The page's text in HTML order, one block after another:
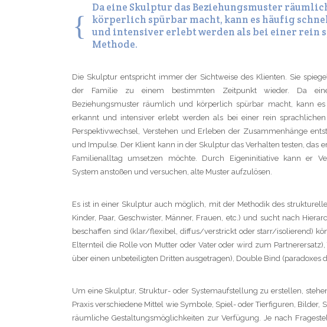
Da eine Skulptur das Beziehungsmuster
körperlich spürbar macht, kann es häufig
und intensiver erlebt werden als bei einer rein
Methode.
Die Skulptur entspricht immer der Sichtweise des Klienten. Sie
der Familie zu einem bestimmten Zeitpunkt wieder. Da
Beziehungsmuster räumlich und körperlich spürbar macht, kann
erkannt und intensiver erlebt werden als bei einer rein
Perspektivwechsel, Verstehen und Erleben der Zusammenhänge
und Impulse. Der Klient kann in der Skulptur das Verhalten testen, das
Familienalltag umsetzen möchte. Durch Eigeninitiative kann er
System anstoßen und versuchen, alte Muster aufzulösen.
Es ist in einer Skulptur auch möglich, mit der Methodik des
Kinder, Paar, Geschwister, Männer, Frauen, etc.) und sucht nach
beschaffen sind (klar/flexibel, diffus/verstrickt oder starr/isolierend)
Elternteil die Rolle von Mutter oder Vater oder wird zum
über einen unbeteiligten Dritten ausgetragen), Double Bind
Um eine Skulptur, Struktur- oder Systemaufstellung zu erstellen,
Praxis verschiedene Mittel wie Symbole, Spiel- oder Tierfiguren, Bilder,
räumliche Gestaltungsmöglichkeiten zur Verfügung. Je nach
HEIMAT KONTAKT